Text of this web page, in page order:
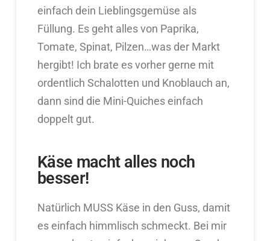
einfach dein Lieblingsgemüse als
Füllung. Es geht alles von Paprika,
Tomate, Spinat, Pilzen…was der Markt
hergibt! Ich brate es vorher gerne mit
ordentlich Schalotten und Knoblauch an,
dann sind die Mini-Quiches einfach
doppelt gut.
Käse macht alles noch
besser!
Natürlich MUSS Käse in den Guss, damit
es einfach himmlisch schmeckt. Bei mir